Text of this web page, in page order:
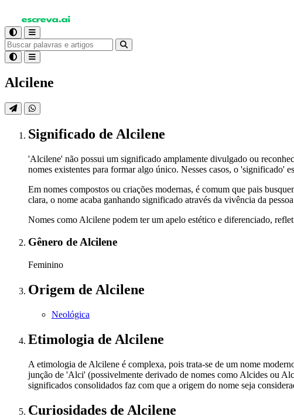
Alcilene
Significado de Alcilene
'Alcilene' não possui um significado amplamente divulgado ou
nomes existentes para formar algo único. Nesses casos, o 'significado'
Em nomes compostos ou criações modernas, é comum que pais
clara, o nome acaba ganhando significado através da vivência da
Nomes como Alcilene podem ter um apelo estético e diferenciado,
Gênero de Alcilene
Feminino
Origem de Alcilene
Neológica
Etimologia de Alcilene
A etimologia de Alcilene é complexa, pois trata-se de um nome
junção de 'Alci' (possivelmente derivado de nomes como Alcides ou
significados consolidados faz com que a origem do nome seja
Curiosidades de Alcilene